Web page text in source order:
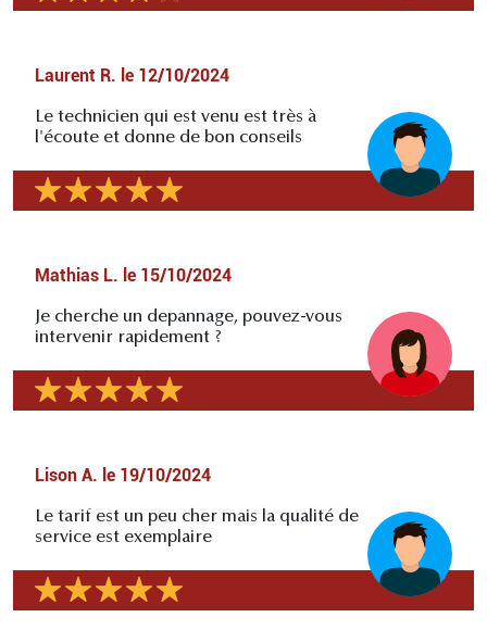
Laurent R. le 12/10/2024
Le technicien qui est venu est très à
l'écoute et donne de bon conseils
Mathias L. le 15/10/2024
Je cherche un depannage, pouvez-vous
intervenir rapidement ?
Lison A. le 19/10/2024
Le tarif est un peu cher mais la qualité de
service est exemplaire